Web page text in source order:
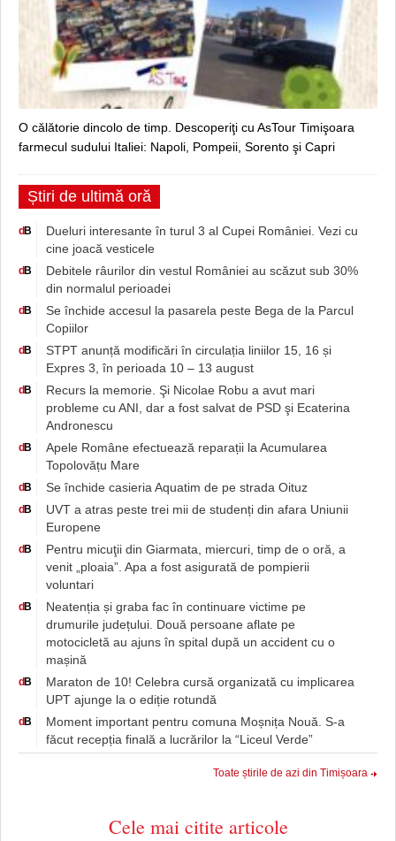
O călătorie dincolo de timp. Descoperiţi cu AsTour Timişoara
farmecul sudului Italiei: Napoli, Pompeii, Sorento şi Capri
Știri de ultimă oră
d B
Dueluri interesante în turul 3 al Cupei României. Vezi cu
cine joacă vesticele
d B
Debitele râurilor din vestul României au scăzut sub 30%
din normalul perioadei
d B
Se închide accesul la pasarela peste Bega de la Parcul
Copiilor
d B
STPT anunță modificări în circulația liniilor 15, 16 și
Expres 3, în perioada 10 – 13 august
d B
Recurs la memorie. Şi Nicolae Robu a avut mari
probleme cu ANI, dar a fost salvat de PSD şi Ecaterina
Andronescu
d B
Apele Române efectuează reparații la Acumularea
Topolovățu Mare
d B Se închide casieria Aquatim de pe strada Oituz
d B
UVT a atras peste trei mii de studenți din afara Uniunii
Europene
d B
Pentru micuţii din Giarmata, miercuri, timp de o oră, a
venit „ploaia”. Apa a fost asigurată de pompierii
voluntari
d B
Neatenția și graba fac în continuare victime pe
drumurile județului. Două persoane aflate pe
motocicletă au ajuns în spital după un accident cu o
mașină
d B
Maraton de 10! Celebra cursă organizată cu implicarea
UPT ajunge la o ediție rotundă
d B
Moment important pentru comuna Moșnița Nouă. S-a
făcut recepția finală a lucrărilor la “Liceul Verde”
Toate știrile de azi din Timișoara
Cele mai citite articole